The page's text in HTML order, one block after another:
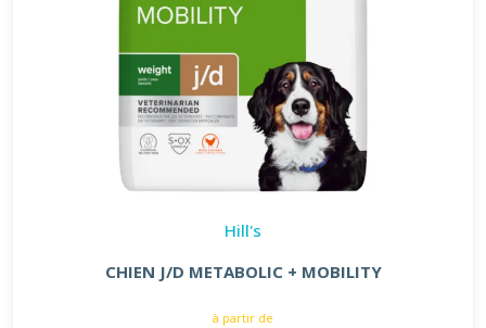
Hill's
CHIEN J/D METABOLIC + MOBILITY
à partir de